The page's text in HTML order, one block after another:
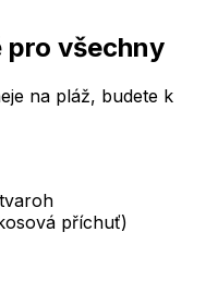
pro všechny
na pláž, budete k
příchuť)